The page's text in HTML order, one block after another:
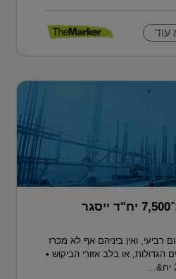
עוד
"גל" מכרזים עם כ־7,500 יח"ד ייסגר
רביעי, ואין ביניהם אף לא מכרז
או בלב אזורי הביקוש •